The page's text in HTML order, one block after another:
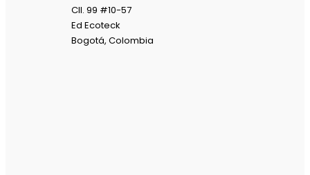
Cll. 99 #10-57
Ed Ecoteck
Bogotá, Colombia